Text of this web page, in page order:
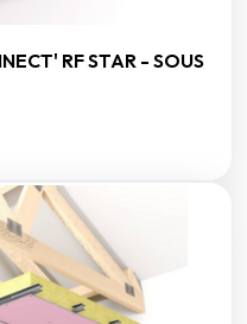
RF STAR - SOUS